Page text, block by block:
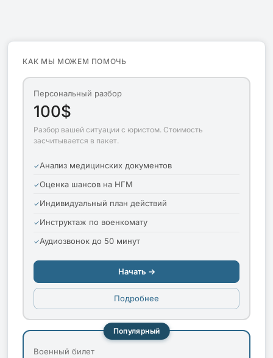
КАК МЫ МОЖЕМ ПОМОЧЬ
Персональный разбор
100$
Разбор вашей ситуации с юристом. Стоимость
засчитывается в пакет.
Анализ медицинских документов
Оценка шансов на НГМ
Индивидуальный план действий
Инструктаж по военкомату
Аудиозвонок до 50 минут
Начать →
Подробнее
Популярный
Военный билет